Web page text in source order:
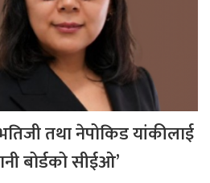
तथा नेपोकिड यांकीलाई
बोर्डको सीईओ’